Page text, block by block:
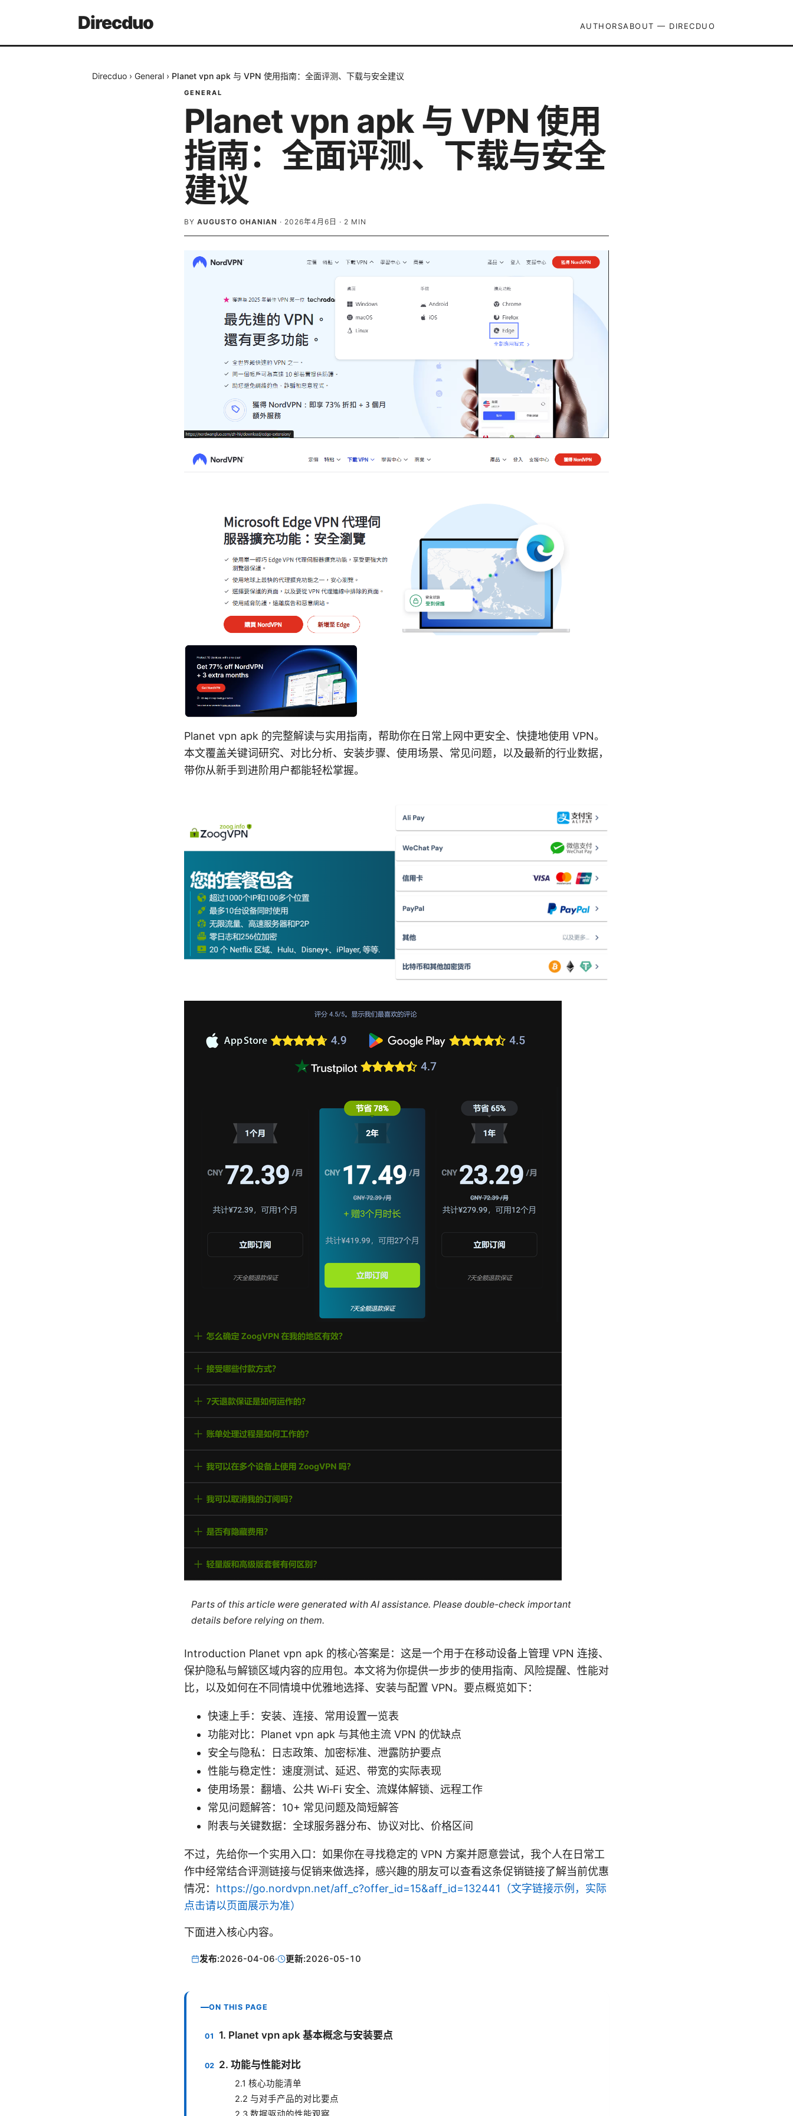
Direcduo AUTHORSABOUT — DIRECDUO
Direcduo › General › Planet vpn apk 与 VPN 使用指南：全面评测、下载与安全建议
GENERAL
Planet vpn apk 与 VPN 使用
指南：全面评测、下载与安全
建议
BY AUGUSTO OHANIAN · 2026年4月6日 · 2 MIN
Planet vpn apk 的完整解读与实用指南，帮助你在日常上网中更安全、快捷地使用 VPN。
本文覆盖关键词研究、对比分析、安装步骤、使用场景、常见问题，以及最新的行业数据，
带你从新手到进阶用户都能轻松掌握。
Parts of this article were generated with AI assistance. Please double-check important
details before relying on them.
Introduction Planet vpn apk 的核心答案是：这是一个用于在移动设备上管理 VPN 连接、
保护隐私与解锁区域内容的应用包。本文将为你提供一步步的使用指南、风险提醒、性能对
比，以及如何在不同情境中优雅地选择、安装与配置 VPN。要点概览如下：
快速上手：安装、连接、常用设置一览表
功能对比：Planet vpn apk 与其他主流 VPN 的优缺点
安全与隐私：日志政策、加密标准、泄露防护要点
性能与稳定性：速度测试、延迟、带宽的实际表现
使用场景：翻墙、公共 Wi‑Fi 安全、流媒体解锁、远程工作
常见问题解答：10+ 常见问题及简短解答
附表与关键数据：全球服务器分布、协议对比、价格区间
不过，先给你一个实用入口：如果你在寻找稳定的 VPN 方案并愿意尝试，我个人在日常工
作中经常结合评测链接与促销来做选择，感兴趣的朋友可以查看这条促销链接了解当前优惠
情况： https://go.nordvpn.net/aff_c?offer_id=15&aff_id=132441（文字链接示例，实际
点击请以页面展示为准）
下面进入核心内容。
发布:2026-04-06· 更新:2026-05-10
ON THIS PAGE
1. Planet vpn apk 基本概念与安装要点
2. 功能与性能对比
2.1 核心功能清单
2.2 与对手产品的对比要点